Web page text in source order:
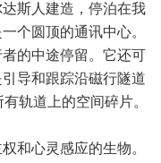
斯人建造，停泊在我
个圆顶的通讯中心。
的中途停留。它还可
导和跟踪沿磁行隧道
轨道上的空间碎片。
和心灵感应的生物。